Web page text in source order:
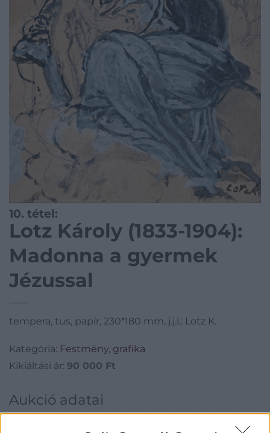
10. tétel:
Lotz Károly (1833-1904):
Madonna a gyermek
Jézussal
tempera, tus, papír, 230*180 mm, j.j.l.: Lotz K.
Kategória: Festmény, grafika
Kikiáltási ár: 90 000 Ft
Aukció adatai